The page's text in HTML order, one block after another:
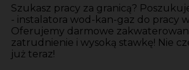
Szukasz pracy za granicą?
- instalatora wod-kan-gaz do pracy
Oferujemy darmowe
zatrudnienie i wysoką stawkę! Nie
już teraz!